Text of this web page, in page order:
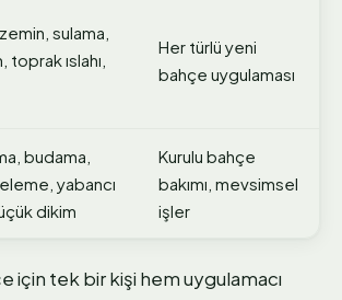
sulama,
toprak ıslahı,
Her türlü yeni
bahçe uygulaması
budama,
yabancı
dikim
Kurulu bahçe
bakımı, mevsimsel
işler
için tek bir kişi hem uygulamacı